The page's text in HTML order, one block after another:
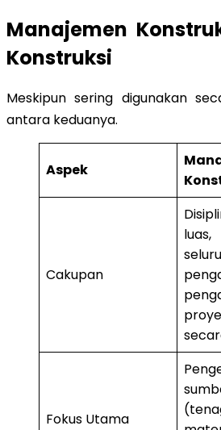
Manajemen
Konstruksi
Meskipun sering digunakan
antara keduanya.
Aspek
Cakupan
Fokus Utama